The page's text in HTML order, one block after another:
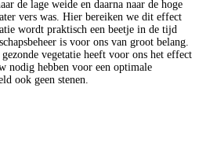
de lage weide en daarna naar de hoge
vers was. Hier bereiken we dit effect
wordt praktisch een beetje in de tijd
is voor ons van groot belang.
vegetatie heeft voor ons het effect
nodig hebben voor een optimale
ook geen stenen.